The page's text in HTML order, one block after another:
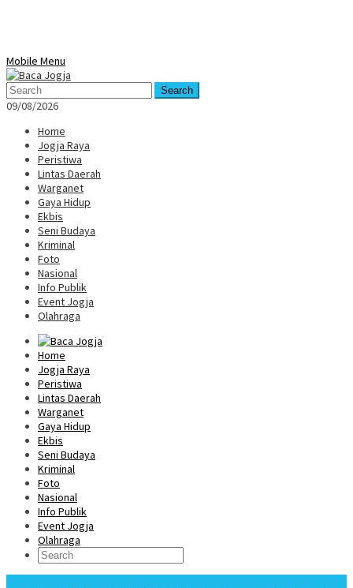
Mobile Menu
Search
09/08/2026
Home
Jogja Raya
Peristiwa
Lintas Daerah
Warganet
Gaya Hidup
Ekbis
Seni Budaya
Kriminal
Foto
Nasional
Info Publik
Event Jogja
Olahraga
Home
Jogja Raya
Peristiwa
Lintas Daerah
Warganet
Gaya Hidup
Ekbis
Seni Budaya
Kriminal
Foto
Nasional
Info Publik
Event Jogja
Olahraga